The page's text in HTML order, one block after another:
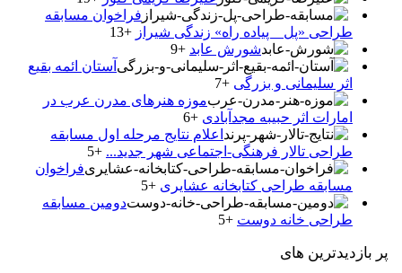
فراخوان مسابقه
طراحی «پل _ پیاده راه» زندگی شیراز +13
شورش عابد +9
آستان ائمه بقیع
اثر سلیمانی و بزرگی +7
موزه هنرهای مدرن عرب در
امارات اثر حبیبه مجدآبادی +6
اعلام نتایج مرحله اول مسابقه
طراحی تالار فرهنگی-اجتماعی شهر جدید... +5
فراخوان
مسابقه طراحی کتابخانه عشایری +5
دومین مسابقه
طراحی خانه دوست +5
پر بازدیدترین های